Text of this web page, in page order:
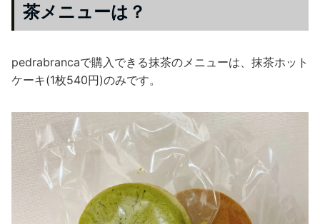
茶メニューは？
pedrabrancaで購入できる抹茶のメニューは、抹茶ホット
ケーキ(1枚540円)のみです。